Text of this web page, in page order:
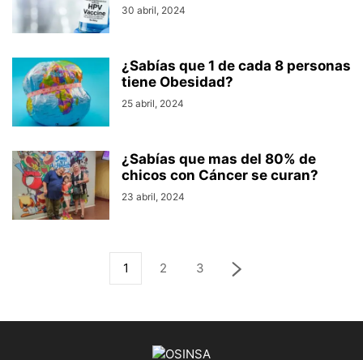
30 abril, 2024
¿Sabías que 1 de cada 8 personas
tiene Obesidad?
25 abril, 2024
¿Sabías que mas del 80% de
chicos con Cáncer se curan?
23 abril, 2024
1 2 3